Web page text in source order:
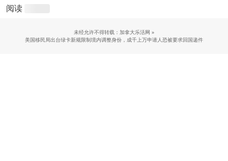
阅读
未经允许不得转载：加拿大乐活网 »
美国移民局出台绿卡新规限制境内调整身份，成千上万申请人恐被要求回国递件